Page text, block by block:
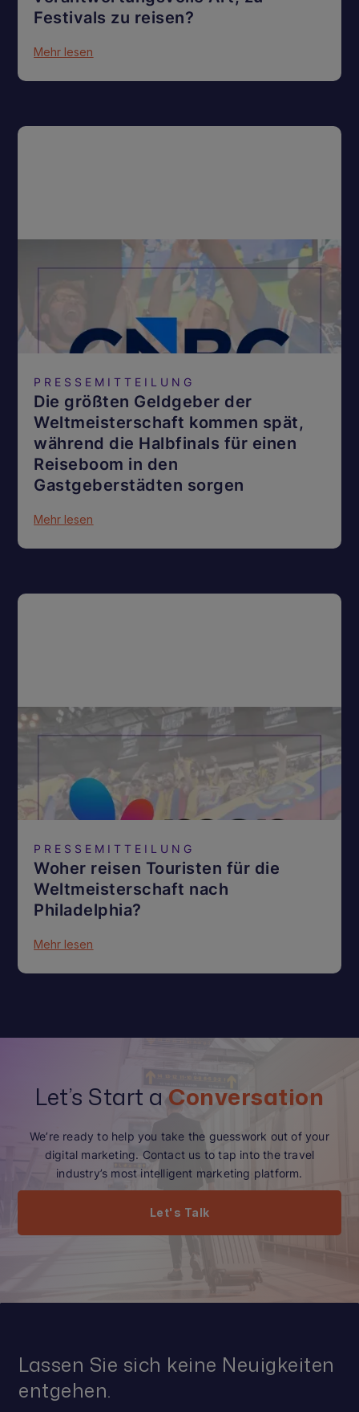
Festivals zu reisen?
Mehr lesen
PRESSEMITTEILUNG
Die größten Geldgeber der
Weltmeisterschaft kommen spät,
während die Halbfinals für einen
Reiseboom in den
Gastgeberstädten sorgen
Mehr lesen
PRESSEMITTEILUNG
Woher reisen Touristen für die
Weltmeisterschaft nach
Philadelphia?
Mehr lesen
Let’s Start a Conversation
We’re ready to help you take the guesswork out of your
digital marketing. Contact us to tap into the travel
industry’s most intelligent marketing platform.
Let's Talk
Lassen Sie sich keine Neuigkeiten
entgehen.